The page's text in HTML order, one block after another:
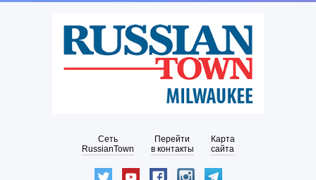
Сеть
RussianTown
Перейти
в контакты
Карта
сайта